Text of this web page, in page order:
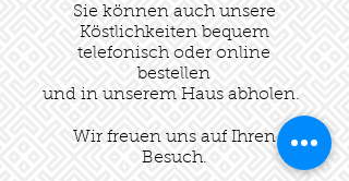
Sie können auch unsere
Köstlichkeiten bequem
telefonisch oder online
bestellen
und in unserem Haus abholen.
Wir freuen uns auf Ihren
Besuch.